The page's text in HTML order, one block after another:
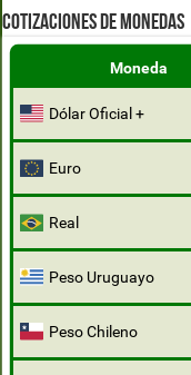
COTIZACIONES DE MONEDAS
Moneda
Dólar Oficial +
Euro
Real
Peso Uruguayo
Peso Chileno